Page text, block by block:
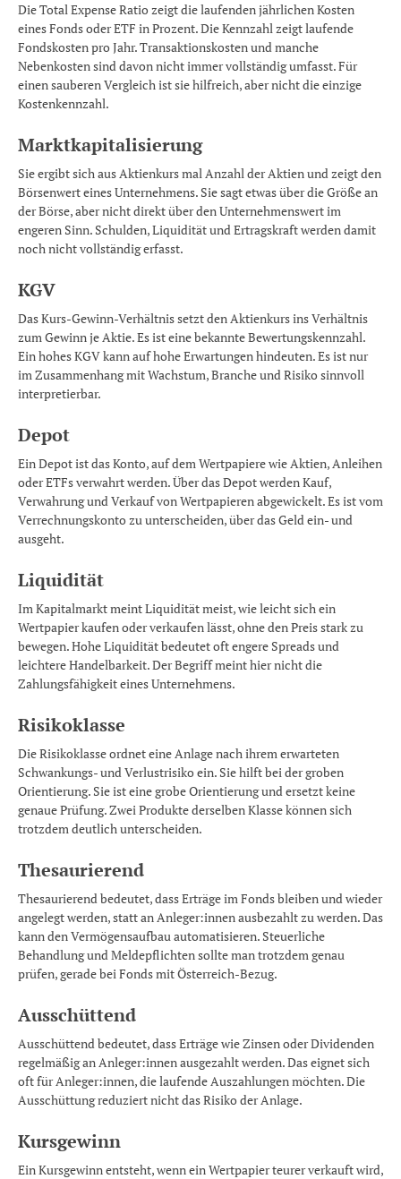
Die Total Expense Ratio zeigt die laufenden jährlichen Kosten
eines Fonds oder ETF in Prozent. Die Kennzahl zeigt laufende
Fondskosten pro Jahr. Transaktionskosten und manche
Nebenkosten sind davon nicht immer vollständig umfasst. Für
einen sauberen Vergleich ist sie hilfreich, aber nicht die einzige
Kostenkennzahl.
Marktkapitalisierung
Sie ergibt sich aus Aktienkurs mal Anzahl der Aktien und zeigt den
Börsenwert eines Unternehmens. Sie sagt etwas über die Größe an
der Börse, aber nicht direkt über den Unternehmenswert im
engeren Sinn. Schulden, Liquidität und Ertragskraft werden damit
noch nicht vollständig erfasst.
KGV
Das Kurs-Gewinn-Verhältnis setzt den Aktienkurs ins Verhältnis
zum Gewinn je Aktie. Es ist eine bekannte Bewertungskennzahl.
Ein hohes KGV kann auf hohe Erwartungen hindeuten. Es ist nur
im Zusammenhang mit Wachstum, Branche und Risiko sinnvoll
interpretierbar.
Depot
Ein Depot ist das Konto, auf dem Wertpapiere wie Aktien, Anleihen
oder ETFs verwahrt werden. Über das Depot werden Kauf,
Verwahrung und Verkauf von Wertpapieren abgewickelt. Es ist vom
Verrechnungskonto zu unterscheiden, über das Geld ein- und
ausgeht.
Liquidität
Im Kapitalmarkt meint Liquidität meist, wie leicht sich ein
Wertpapier kaufen oder verkaufen lässt, ohne den Preis stark zu
bewegen. Hohe Liquidität bedeutet oft engere Spreads und
leichtere Handelbarkeit. Der Begriff meint hier nicht die
Zahlungsfähigkeit eines Unternehmens.
Risikoklasse
Die Risikoklasse ordnet eine Anlage nach ihrem erwarteten
Schwankungs- und Verlustrisiko ein. Sie hilft bei der groben
Orientierung. Sie ist eine grobe Orientierung und ersetzt keine
genaue Prüfung. Zwei Produkte derselben Klasse können sich
trotzdem deutlich unterscheiden.
Thesaurierend
Thesaurierend bedeutet, dass Erträge im Fonds bleiben und wieder
angelegt werden, statt an Anleger:innen ausbezahlt zu werden. Das
kann den Vermögensaufbau automatisieren. Steuerliche
Behandlung und Meldepflichten sollte man trotzdem genau
prüfen, gerade bei Fonds mit Österreich-Bezug.
Ausschüttend
Ausschüttend bedeutet, dass Erträge wie Zinsen oder Dividenden
regelmäßig an Anleger:innen ausgezahlt werden. Das eignet sich
oft für Anleger:innen, die laufende Auszahlungen möchten. Die
Ausschüttung reduziert nicht das Risiko der Anlage.
Kursgewinn
Ein Kursgewinn entsteht, wenn ein Wertpapier teurer verkauft wird,